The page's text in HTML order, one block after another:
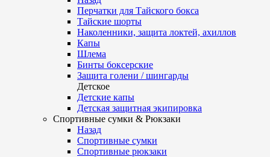
Перчатки для Тайского бокса
Тайские шорты
Наколенники, защита локтей, ахиллов
Капы
Шлема
Бинты боксерские
Защита голени / шингарды
Детское
Детские капы
Детская защитная экипировка
Спортивные сумки & Рюкзаки
Назад
Спортивные сумки
Спортивные рюкзаки